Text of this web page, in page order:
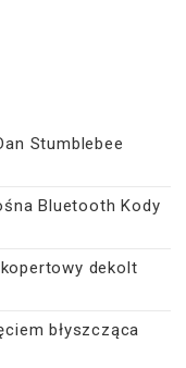
Stumblebee
Bluetooth Kody
dekolt
błyszcząca